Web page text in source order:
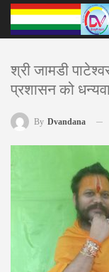
श्री जामडी
प्रशासन को
By Dvandana